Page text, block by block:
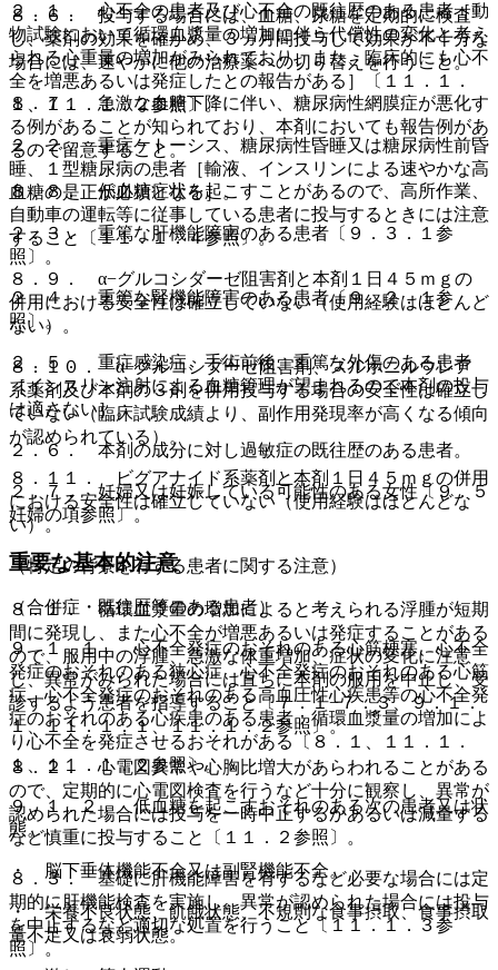
８．６． 投与する場合には、血糖、尿糖を定期的に検査
し、薬剤の効果を確かめ、３ヵ月間投与して効果が不十分な
場合には、速やかに他の治療薬への切り替えを行うこと。
８．７． 急激な血糖下降に伴い、糖尿病性網膜症が悪化す
る例があることが知られており、本剤においても報告例があ
るので留意すること。
８．８． 低血糖症状を起こすことがあるので、高所作業、
自動車の運転等に従事している患者に投与するときには注意
すること〔１１．１．４参照〕。
８．９． α−グルコシダーゼ阻害剤と本剤１日４５ｍｇの
併用における安全性は確立していない（使用経験はほとんど
ない）。
８．１０． α−グルコシダーゼ阻害剤、スルホニルウレア
系薬剤及び本剤の３剤を併用投与する場合の安全性は確立し
ていない（臨床試験成績より、副作用発現率が高くなる傾向
が認められている）。
８．１１． ビグアナイド系薬剤と本剤１日４５ｍｇの併用
における安全性は確立していない（使用経験はほとんどな
い）。
（特定の背景を有する患者に関する注意）
（合併症・既往歴等のある患者）
９．１．１． 心不全発症のおそれのある心筋梗塞、心不全
発症のおそれのある狭心症、心不全発症のおそれのある心筋
症、心不全発症のおそれのある高血圧性心疾患等の心不全発
症のおそれのある心疾患のある患者：循環血漿量の増加によ
り心不全を発症させるおそれがある〔８．１、１１．１．
１、１１．１．２参照〕。
９．１．２． 低血糖を起こすおそれのある次の患者又は状
態。
・ 脳下垂体機能不全又は副腎機能不全。
・ 栄養不良状態、飢餓状態、不規則な食事摂取、食事摂取
量不足又は衰弱状態。
２．１． 心不全の患者及び心不全の既往歴のある患者［動
物試験において循環血漿量の増加に伴う代償性の変化と考え
られる心重量の増加がみられており、また、臨床的にも心不
全を増悪あるいは発症したとの報告がある］〔１１．１．
１、１１．１．２参照〕。
２．２． 重症ケトーシス、糖尿病性昏睡又は糖尿病性前昏
睡、１型糖尿病の患者［輸液、インスリンによる速やかな高
血糖の是正が必須となる］。
２．３． 重篤な肝機能障害のある患者〔９．３．１参
照〕。
２．４． 重篤な腎機能障害のある患者〔９．２．１参
照〕。
２．５． 重症感染症、手術前後、重篤な外傷のある患者
［インスリン注射による血糖管理が望まれるので本剤の投与
は適さない］。
２．６． 本剤の成分に対し過敏症の既往歴のある患者。
２．７． 妊婦又は妊娠している可能性のある女性〔９．５
妊婦の項参照〕。
重要な基本的注意
８．１． 循環血漿量の増加によると考えられる浮腫が短期
間に発現し、また心不全が増悪あるいは発症することがある
ので、服用中の浮腫、急激な体重増加、症状の変化に注意
し、異常がみられた場合には直ちに本剤の服用を中止し、受
診するよう患者を指導すること〔７．１−７．３、９．１．
１、１１．１．１、１１．１．２参照〕。
８．２． 心電図異常や心胸比増大があらわれることがある
ので、定期的に心電図検査を行うなど十分に観察し、異常が
認められた場合には投与を一時中止するかあるいは減量する
など慎重に投与すること〔１１．２参照〕。
８．３． 基礎に肝機能障害を有するなど必要な場合には定
期的に肝機能検査を実施し、異常が認められた場合には投与
を中止するなど適切な処置を行うこと〔１１．１．３参
照〕。